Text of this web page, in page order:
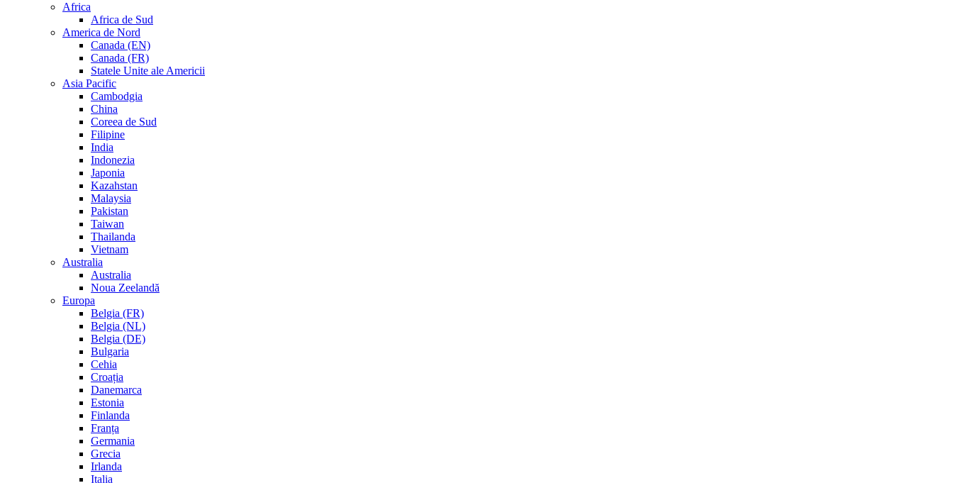
Africa
Africa de Sud
America de Nord
Canada (EN)
Canada (FR)
Statele Unite ale Americii
Asia Pacific
Cambodgia
China
Coreea de Sud
Filipine
India
Indonezia
Japonia
Kazahstan
Malaysia
Pakistan
Taiwan
Thailanda
Vietnam
Australia
Australia
Noua Zeelandă
Europa
Belgia (FR)
Belgia (NL)
Belgia (DE)
Bulgaria
Cehia
Croația
Danemarca
Estonia
Finlanda
Franța
Germania
Grecia
Irlanda
Italia